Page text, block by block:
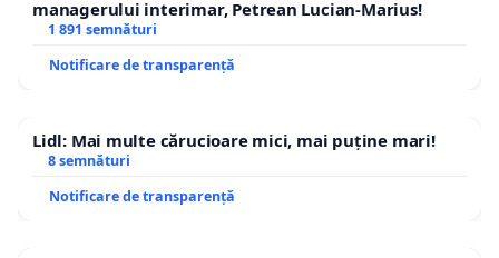
managerului interimar, Petrean Lucian-Marius!
1 891 semnături
Notificare de transparență
Lidl: Mai multe cărucioare mici, mai puține mari!
8 semnături
Notificare de transparență